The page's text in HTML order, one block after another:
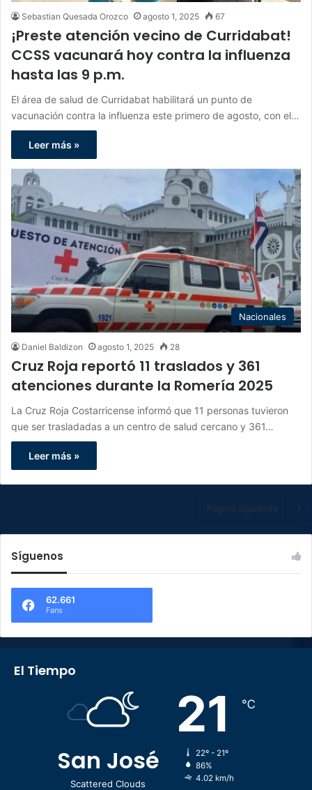
Sebastian Quesada Orozco agosto 1, 2025 67
¡Preste atención vecino de Curridabat!
CCSS vacunará hoy contra la influenza
hasta las 9 p.m.
El área de salud de Curridabat habilitará un punto de
vacunación contra la influenza este primero de agosto, con el…
Leer más »
Nacionales
Daniel Baldizon agosto 1, 2025 28
Cruz Roja reportó 11 traslados y 361
atenciones durante la Romería 2025
La Cruz Roja Costarricense informó que 11 personas tuvieron
que ser trasladadas a un centro de salud cercano y 361…
Leer más »
Página siguiente
Síguenos
62.661
Fans
El Tiempo
San José
Scattered Clouds
21 ℃
22º - 21º
86%
4.02 km/h